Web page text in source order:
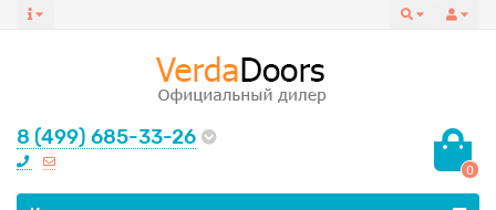
8 (499) 685-33-26
0